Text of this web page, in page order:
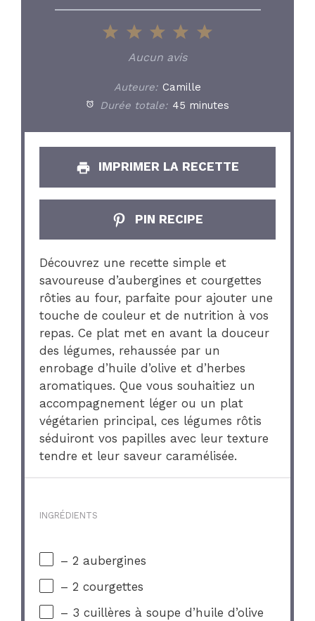
5
4
3
Stars
2
Stars
1
Star
Aucun avis
Auteure: Camille
Durée totale: 45 minutes
IMPRIMER LA RECETTE
PIN RECIPE
Découvrez une recette simple et
savoureuse d’aubergines et courgettes
rôties au four, parfaite pour ajouter une
touche de couleur et de nutrition à vos
repas. Ce plat met en avant la douceur
des légumes, rehaussée par un
enrobage d’huile d’olive et d’herbes
aromatiques. Que vous souhaitiez un
accompagnement léger ou un plat
végétarien principal, ces légumes rôtis
séduiront vos papilles avec leur texture
tendre et leur saveur caramélisée.
INGRÉDIENTS
– 2 aubergines
– 2 courgettes
– 3 cuillères à soupe d’huile d’olive